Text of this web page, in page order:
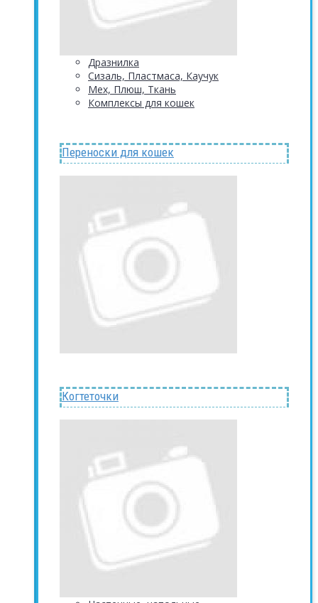
Дразнилка
Сизаль, Пластмаса, Каучук
Мех, Плюш, Ткань
Комплексы для кошек
Переноски для кошек
Когтеточки